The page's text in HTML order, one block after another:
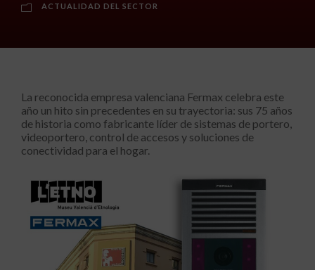
ACTUALIDAD DEL SECTOR
La reconocida empresa valenciana Fermax celebra este
año un hito sin precedentes en su trayectoria: sus 75 años
de historia como fabricante líder de sistemas de portero,
videoportero, control de accesos y soluciones de
conectividad para el hogar.